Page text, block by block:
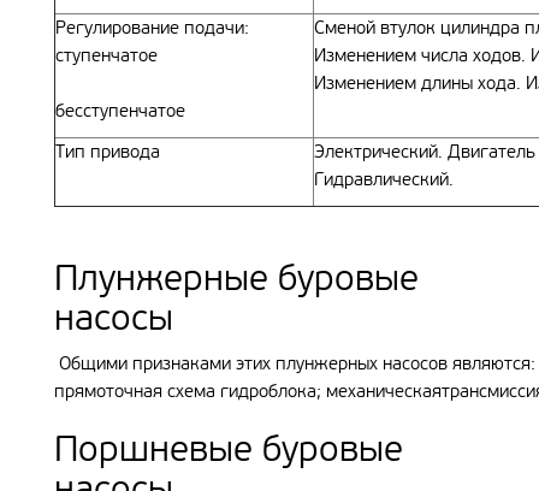
Регулирование подачи:
cтупенчатое
бесступенчатое
Сменой втулок цилиндра
Изменением числа
Изменением длины хода.
Тип привода
Электрический.
Гидравлический.
Плунжерные буровые
насосы
Общими признаками этих плунжерных насосов
прямоточная схема гидроблока;
Поршневые буровые